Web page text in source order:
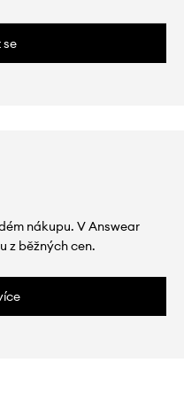
se
nákupu. V Answear
z běžných cen.